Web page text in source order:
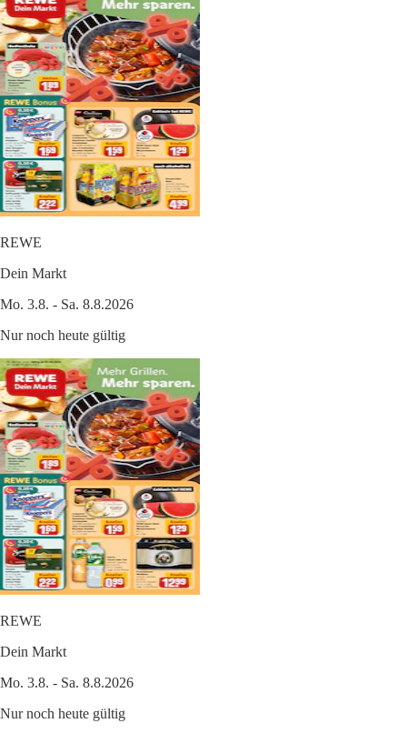
REWE
Dein Markt
Mo. 3.8. - Sa. 8.8.2026
Nur noch heute gültig
REWE
Dein Markt
Mo. 3.8. - Sa. 8.8.2026
Nur noch heute gültig